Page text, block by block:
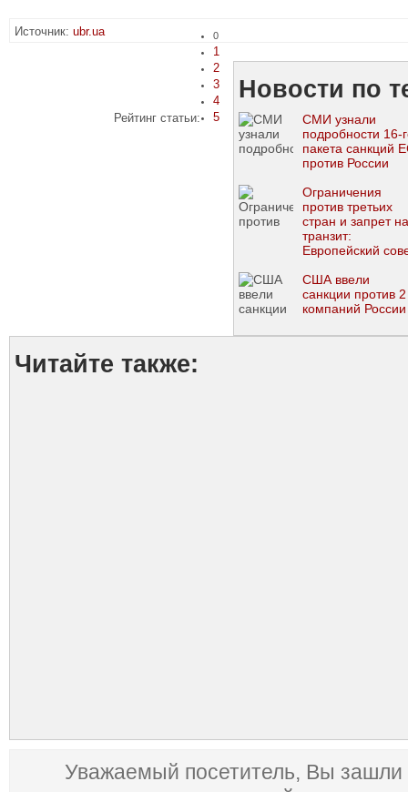
Источник: ubr.ua
Рейтинг статьи:
0
1
2
3
4
5
Новости по
СМИ узнали
подробности 16-
пакета санкций
против России
Ограничения
против третьих
стран и запрет на
транзит:
Европейский
пакет санкций
США ввели
санкции против 2
компаний России
Читайте также:
Уважаемый посетитель, Вы зашли